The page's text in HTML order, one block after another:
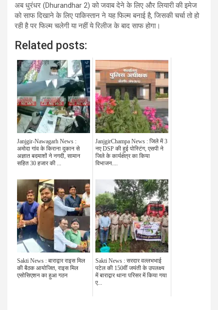
अब धुरंधर (Dhurandhar 2) को जवाब देने के लिए और लियारी की इमेज
को साफ दिखाने के लिए पाकिस्तान ने यह फिल्म बनाई है, जिसकी चर्चा तो हो
रही है पर फिल्म चलेगी या नहीं ये रिलीज के बाद साफ होगा।
Related posts:
Janjgir-Nawagarh News :
अमोदा गांव के किराना दुकान से
अज्ञात बदमाशों ने नगदी, सामान
सहित 30 हजार की ...
JanjgirChampa News : जिले में 3
नए DSP की हुई पोस्टिंग, एसपी ने
जिले के कार्यक्षेत्र का किया
विभाजन....
Sakti News : बाराद्वार राइस मिल
की बैठक आयोजित, राइस मिल
एसोसिएशन का हुआ गठन
Sakti News : सरदार वल्लभभाई
पटेल की 150वीं जयंती के उपलक्ष्य
में बाराद्वार थाना परिसर में किया गया
ए...